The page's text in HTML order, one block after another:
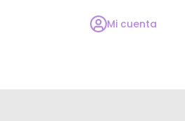
Mi cuenta